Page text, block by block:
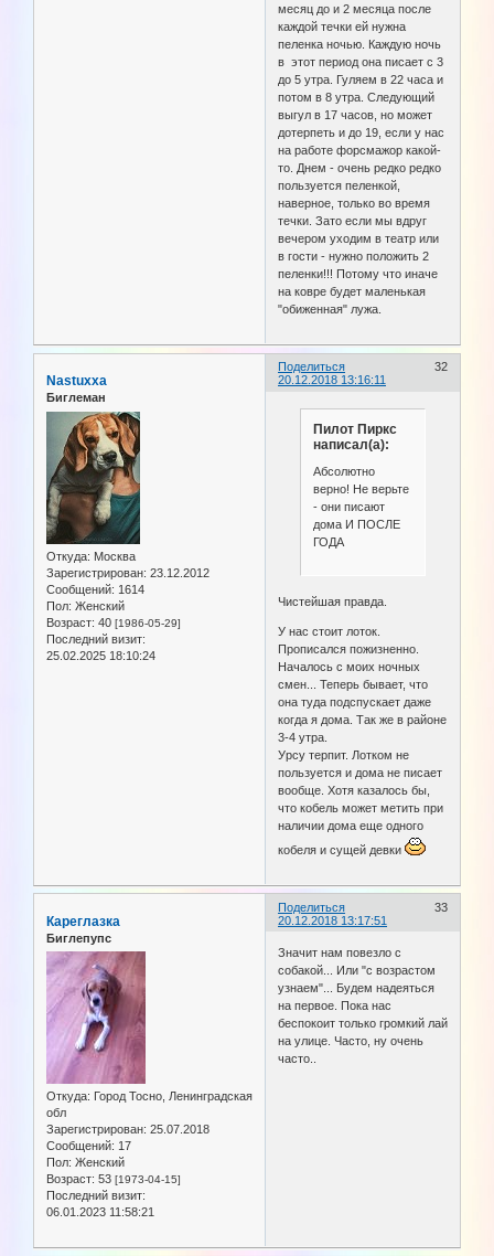
месяц до и 2 месяца после
каждой течки ей нужна
пеленка ночью. Каждую ночь
в этот период она писает с 3
до 5 утра. Гуляем в 22 часа и
потом в 8 утра. Следующий
выгул в 17 часов, но может
дотерпеть и до 19, если у нас
на работе форсмажор какой-
то. Днем - очень редко редко
пользуется пеленкой,
наверное, только во время
течки. Зато если мы вдруг
вечером уходим в театр или
в гости - нужно положить 2
пеленки!!! Потому что иначе
на ковре будет маленькая
"обиженная" лужа.
Поделиться
32
20.12.2018 13:16:11
Nastuxxa
Биглеман
Откуда: Москва
Зарегистрирован: 23.12.2012
Сообщений: 1614
Пол: Женский
Возраст: 40 [1986-05-29]
Последний визит:
25.02.2025 18:10:24
Пилот Пиркс
написал(а):
Абсолютно
верно! Не верьте
- они писают
дома И ПОСЛЕ
ГОДА
Чистейшая правда.
У нас стоит лоток.
Прописался пожизненно.
Началось с моих ночных
смен... Теперь бывает, что
она туда подспускает даже
когда я дома. Так же в районе
3-4 утра.
Урсу терпит. Лотком не
пользуется и дома не писает
вообще. Хотя казалось бы,
что кобель может метить при
наличии дома еще одного
кобеля и сущей девки
Поделиться
33
20.12.2018 13:17:51
Кареглазка
Биглепупс
Откуда: Город Тосно, Ленинградская
обл
Зарегистрирован: 25.07.2018
Сообщений: 17
Пол: Женский
Возраст: 53 [1973-04-15]
Последний визит:
06.01.2023 11:58:21
Значит нам повезло с
собакой... Или "с возрастом
узнаем"... Будем надеяться
на первое. Пока нас
беспокоит только громкий лай
на улице. Часто, ну очень
часто..